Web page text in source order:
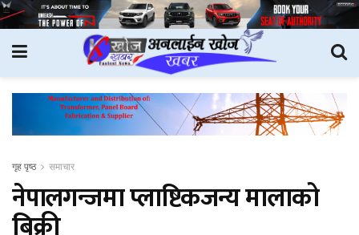
गृह पृष्ठ समाचार
नेपालगन्जमा प्लाष्टिकजन्य मालाको